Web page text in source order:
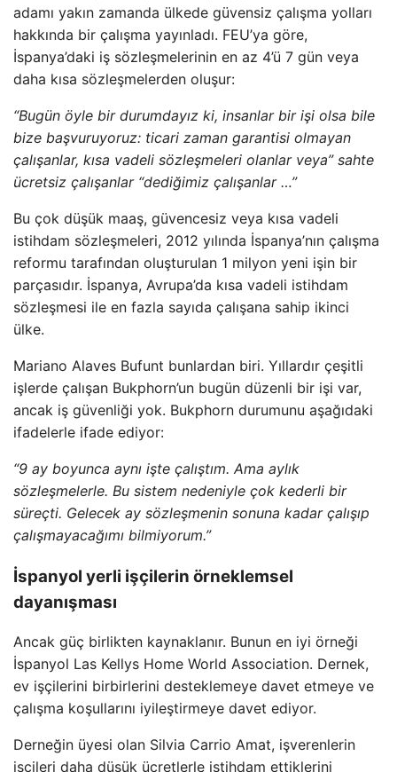
adamı yakın zamanda ülkede güvensiz çalışma yolları
hakkında bir çalışma yayınladı. FEU’ya göre,
İspanya’daki iş sözleşmelerinin en az 4’ü 7 gün veya
daha kısa sözleşmelerden oluşur:
“Bugün öyle bir durumdayız ki, insanlar bir işi olsa bile
bize başvuruyoruz: ticari zaman garantisi olmayan
çalışanlar, kısa vadeli sözleşmeleri olanlar veya” sahte
ücretsiz çalışanlar “dediğimiz çalışanlar …”
Bu çok düşük maaş, güvencesiz veya kısa vadeli
istihdam sözleşmeleri, 2012 yılında İspanya’nın çalışma
reformu tarafından oluşturulan 1 milyon yeni işin bir
parçasıdır. İspanya, Avrupa’da kısa vadeli istihdam
sözleşmesi ile en fazla sayıda çalışana sahip ikinci
ülke.
Mariano Alaves Bufunt bunlardan biri. Yıllardır çeşitli
işlerde çalışan Bukphorn’un bugün düzenli bir işi var,
ancak iş güvenliği yok. Bukphorn durumunu aşağıdaki
ifadelerle ifade ediyor:
“9 ay boyunca aynı işte çalıştım. Ama aylık
sözleşmelerle. Bu sistem nedeniyle çok kederli bir
süreçti. Gelecek ay sözleşmenin sonuna kadar çalışıp
çalışmayacağımı bilmiyorum.”
İspanyol yerli işçilerin örneklemsel
dayanışması
Ancak güç birlikten kaynaklanır. Bunun en iyi örneği
İspanyol Las Kellys Home World Association. Dernek,
ev işçilerini birbirlerini desteklemeye davet etmeye ve
çalışma koşullarını iyileştirmeye davet ediyor.
Derneğin üyesi olan Silvia Carrio Amat, işverenlerin
işçileri daha düşük ücretlerle istihdam ettiklerini